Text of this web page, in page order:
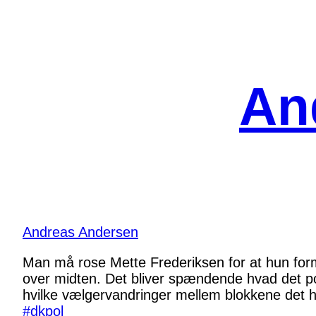
Andreas Andersen
Man må rose Mette Frederiksen for at hun
over midten. Det bliver spændende hvad det
hvilke vælgervandringer mellem blokkene det
#dkpol